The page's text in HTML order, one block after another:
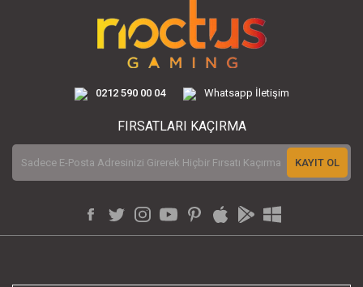
0212 590 00 04 Whatsapp İletişim
FIRSATLARI KAÇIRMA
KAYIT OL